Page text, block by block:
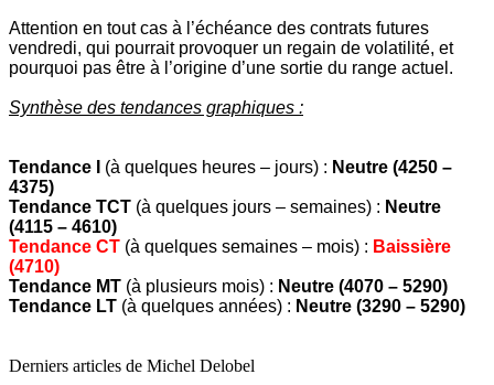
Attention en tout cas à l’échéance des contrats futures
vendredi, qui pourrait provoquer un regain de volatilité, et
pourquoi pas être à l’origine d’une sortie du range actuel.
Synthèse des tendances graphiques :
Tendance I (à quelques heures – jours) : Neutre (4250 –
4375)
Tendance TCT (à quelques jours – semaines) : Neutre
(4115 – 4610)
Tendance CT (à quelques semaines – mois) : Baissière
(4710)
Tendance MT (à plusieurs mois) : Neutre (4070 – 5290)
Tendance LT (à quelques années) : Neutre (3290 – 5290)
Derniers articles de Michel Delobel